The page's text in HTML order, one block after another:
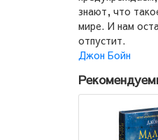
знают, что
мире. И нам
отпустит.
Джон Бойн